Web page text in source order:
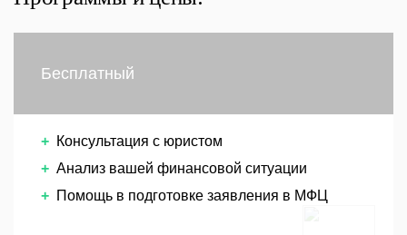
Бесплатный
Консультация с юристом
Анализ вашей финансовой ситуации
Помощь в подготовке заявления в МФЦ